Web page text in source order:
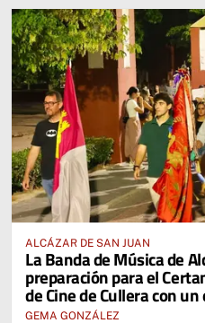
ALCÁZAR DE SAN JUAN
La Banda de Música de
preparación para el
de Cine de Cullera con
GEMA GONZÁLEZ